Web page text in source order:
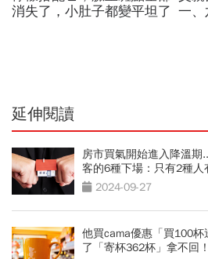
消失了，小肚子都變平坦了 一
客
延伸閱讀
房市買氣開始進入降溫期
客的6種下場：只有2種人
2024-09-27
他買cama優惠「買100
了「寄杯362杯」拿不回